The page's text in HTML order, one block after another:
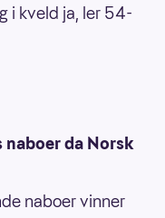
i kveld ja, ler 54-
da Norsk
naboer vinner